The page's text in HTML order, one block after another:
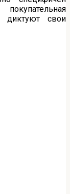
диктуют свои